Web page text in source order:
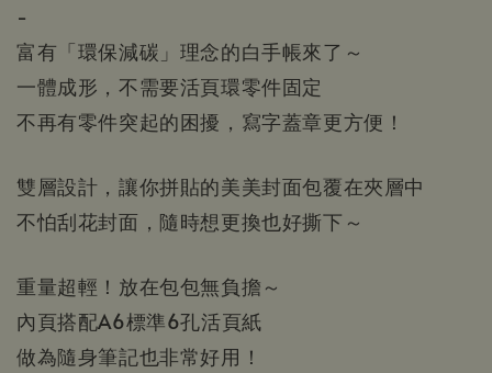
-
富有「環保減碳」理念的白手帳來了～
一體成形，不需要活頁環零件固定
不再有零件突起的困擾，寫字蓋章更方便！
雙層設計，讓你拼貼的美美封面包覆在夾層中
不怕刮花封面，隨時想更換也好撕下～
重量超輕！放在包包無負擔～
內頁搭配A6標準6孔活頁紙
做為隨身筆記也非常好用！